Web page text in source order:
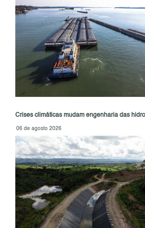
Crises climáticas mudam engenharia das
06 de agosto 2026